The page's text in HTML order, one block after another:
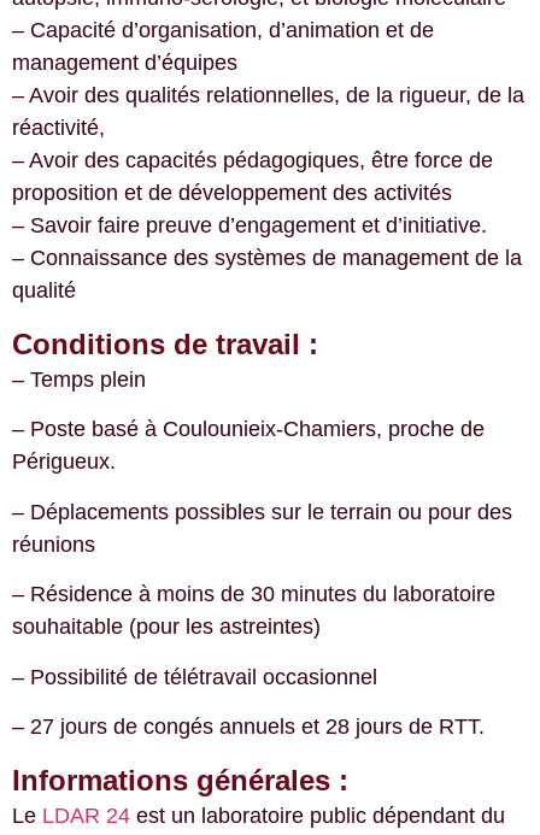
– Capacité d’organisation, d’animation et de
management d’équipes
– Avoir des qualités relationnelles, de la rigueur, de la
réactivité,
– Avoir des capacités pédagogiques, être force de
proposition et de développement des activités
– Savoir faire preuve d’engagement et d’initiative.
– Connaissance des systèmes de management de la
qualité
Conditions de travail :
– Temps plein
– Poste basé à Coulounieix-Chamiers, proche de
Périgueux.
– Déplacements possibles sur le terrain ou pour des
réunions
– Résidence à moins de 30 minutes du laboratoire
souhaitable (pour les astreintes)
– Possibilité de télétravail occasionnel
– 27 jours de congés annuels et 28 jours de RTT.
Informations générales :
Le LDAR 24 est un laboratoire public dépendant du